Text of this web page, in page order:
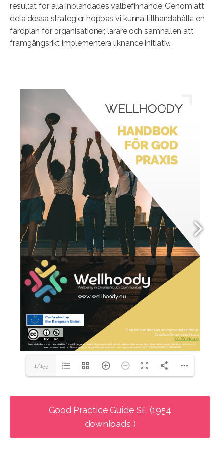
resultat för alla inblandades välbefinnande. Genom att
dela dessa strategier hoppas vi kunna tillhandahålla en
färdplan för organisationer, lärare och samhällen att
framgångsrikt implementera liknande initiativ.
1/155
Good Practice Guide SE (1954
downloads )